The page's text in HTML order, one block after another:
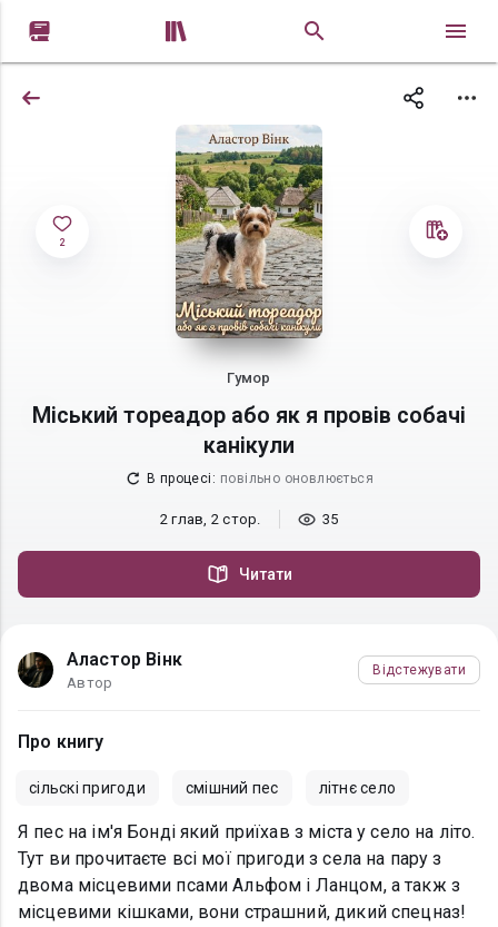
 
2
Гумор
Міський тореадор або як я провів собачі
канікули
В процесі : повільно оновлюється
2 глав, 2 стор. 35
Читати
Аластор Вінк
Автор
Відстежувати
Про книгу
сільскі пригоди смішний пес літнє село
Я пес на ім'я Бонді який приїхав з міста у село на літо.
Тут ви прочитаєте всі мої пригоди з села на пару з
двома місцевими псами Альфом і Ланцом, а такж з
місцевими кішками, вони страшний, дикий спецназ!